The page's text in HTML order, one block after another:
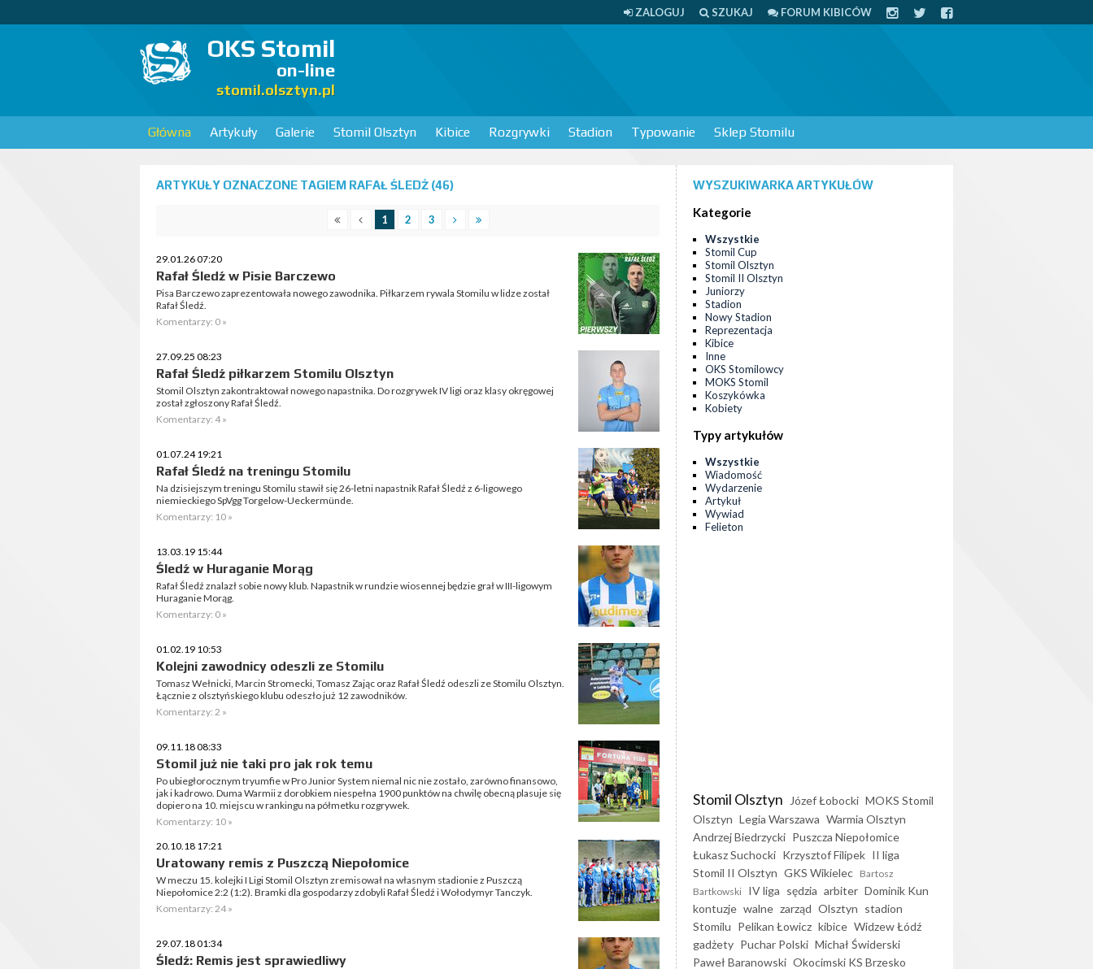
ZALOGUJ SZUKAJ FORUM KIBICÓW
OKS Stomil
on-line
stomil.olsztyn.pl
Główna Artykuły Galerie Stomil Olsztyn Kibice Rozgrywki Stadion Typowanie Sklep Stomilu
ARTYKUŁY OZNACZONE TAGIEM RAFAŁ ŚLEDŹ (46)
1 2 3
29.01.26 07:20
Rafał Śledź w Pisie Barczewo
Pisa Barczewo zaprezentowała nowego zawodnika. Piłkarzem rywala Stomilu w lidze został
Rafał Śledź.
Komentarzy: 0 »
27.09.25 08:23
Rafał Śledź piłkarzem Stomilu Olsztyn
Stomil Olsztyn zakontraktował nowego napastnika. Do rozgrywek IV ligi oraz klasy okręgowej
został zgłoszony Rafał Śledź.
Komentarzy: 4 »
01.07.24 19:21
Rafał Śledź na treningu Stomilu
Na dzisiejszym treningu Stomilu stawił się 26-letni napastnik Rafał Śledź z 6-ligowego
niemieckiego SpVgg Torgelow-Ueckermünde.
Komentarzy: 10 »
13.03.19 15:44
Śledź w Huraganie Morąg
Rafał Śledź znalazł sobie nowy klub. Napastnik w rundzie wiosennej będzie grał w III-ligowym
Huraganie Morąg.
Komentarzy: 0 »
01.02.19 10:53
Kolejni zawodnicy odeszli ze Stomilu
Tomasz Wełnicki, Marcin Stromecki, Tomasz Zając oraz Rafał Śledź odeszli ze Stomilu Olsztyn.
Łącznie z olsztyńskiego klubu odeszło już 12 zawodników.
Komentarzy: 2 »
09.11.18 08:33
Stomil już nie taki pro jak rok temu
Po ubiegłorocznym tryumfie w Pro Junior System niemal nic nie zostało, zarówno finansowo,
jak i kadrowo. Duma Warmii z dorobkiem niespełna 1900 punktów na chwilę obecną plasuje się
dopiero na 10. miejscu w rankingu na półmetku rozgrywek.
Komentarzy: 10 »
20.10.18 17:21
Uratowany remis z Puszczą Niepołomice
W meczu 15. kolejki I Ligi Stomil Olsztyn zremisował na własnym stadionie z Puszczą
Niepołomice 2:2 (1:2). Bramki dla gospodarzy zdobyli Rafał Śledź i Wołodymyr Tanczyk.
Komentarzy: 24 »
29.07.18 01:34
Śledź: Remis jest sprawiedliwy
WYSZUKIWARKA ARTYKUŁÓW
Kategorie
Wszystkie
Stomil Cup
Stomil Olsztyn
Stomil II Olsztyn
Juniorzy
Stadion
Nowy Stadion
Reprezentacja
Kibice
Inne
OKS Stomilowcy
MOKS Stomil
Koszykówka
Kobiety
Typy artykułów
Wszystkie
Wiadomość
Wydarzenie
Artykuł
Wywiad
Felieton
Stomil Olsztyn Józef Łobocki MOKS Stomil
Olsztyn Legia Warszawa Warmia Olsztyn
Andrzej Biedrzycki Puszcza Niepołomice
Łukasz Suchocki Krzysztof Filipek II liga
Stomil II Olsztyn GKS Wikielec Bartosz
Bartkowski IV liga sędzia arbiter Dominik Kun
kontuzje walne zarząd Olsztyn stadion
Stomilu Pelikan Łowicz kibice Widzew Łódź
gadżety Puchar Polski Michał Świderski
Paweł Baranowski Okocimski KS Brzesko